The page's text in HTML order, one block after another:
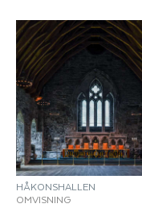
HÅKONSHALLEN
OMVISNING